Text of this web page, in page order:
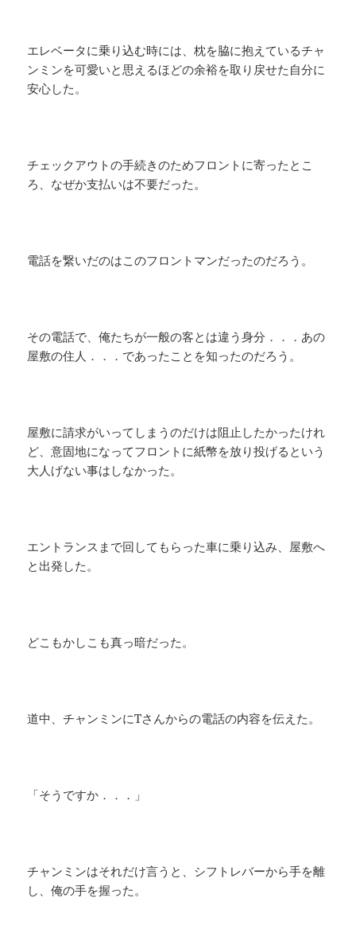
エレベータに乗り込む時には、枕を脇に抱えているチャ
ンミンを可愛いと思えるほどの余裕を取り戻せた自分に
安心した。
チェックアウトの手続きのためフロントに寄ったとこ
ろ、なぜか支払いは不要だった。
電話を繋いだのはこのフロントマンだったのだろう。
その電話で、俺たちが一般の客とは違う身分．．．あの
屋敷の住人．．．であったことを知ったのだろう。
屋敷に請求がいってしまうのだけは阻止したかったけれ
ど、意固地になってフロントに紙幣を放り投げるという
大人げない事はしなかった。
エントランスまで回してもらった車に乗り込み、屋敷へ
と出発した。
どこもかしこも真っ暗だった。
道中、チャンミンにTさんからの電話の内容を伝えた。
「そうですか．．．」
チャンミンはそれだけ言うと、シフトレバーから手を離
し、俺の手を握った。